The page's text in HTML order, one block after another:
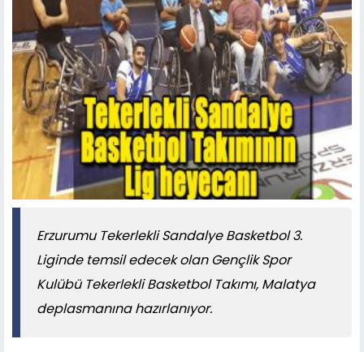
Erzurumu Tekerlekli Sandalye Basketbol 3.
Liginde temsil edecek olan Gençlik Spor
Kulübü Tekerlekli Basketbol Takımı, Malatya
deplasmanına hazırlanıyor.